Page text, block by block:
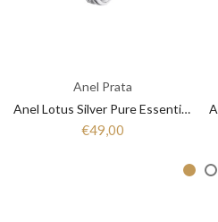
Anel Prata
Anel Lotus Silver Pure Essential LP3446-3/1 Mulher Prata
€49,00